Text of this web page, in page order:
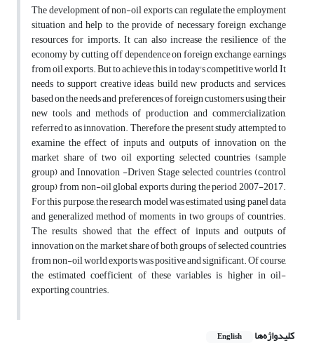
The development of non-oil exports can regulate the employment
situation and help to the provide of necessary foreign exchange
resources for imports. It can also increase the resilience of the
economy by cutting off dependence on foreign exchange earnings
from oil exports. But to achieve this, in today's competitive world, It
needs to support creative ideas, build new products and services,
based on the needs and preferences of foreign customers using their
new tools and methods of production and commercialization,
referred to as innovation. Therefore, the present study attempted to
examine the effect of inputs and outputs of innovation on the
market share of two oil exporting selected countries (sample
group) and Innovation -Driven Stage selected countries (control
group) from non-oil global exports during the period 2007-2017.
For this purpose, the research model was estimated using panel data
and generalized method of moments in two groups of countries.
The results showed that the effect of inputs and outputs of
innovation on the market share of both groups of selected countries
from non-oil world exports was positive and significant. Of course,
the estimated coefficient of these variables is higher in oil-
exporting countries.
کلیدواژه‌ها English